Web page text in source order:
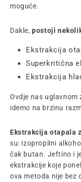
moguće.
Dakle,postoji
Ekstrakcija
Superkritična
Ekstrakcija
Ovdje nas uglavnom
idemo na brzinu
Ekstrakcija otapala
su: izopropilni
čak butan. Jeftino i
ekstrakcije koje
ova metoda nije bez